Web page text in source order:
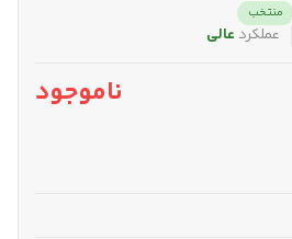
منتخب
عملکرد عالی
ناموجود